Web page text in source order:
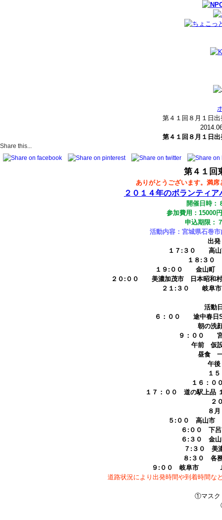
第４１回８月１日
第４１回８月１日
Share this...
第４１回
ありがとうございます。満
２０１４年のボランティ
開催日時：
参加費用：15000
申込期限：
活動内容：宮城県石巻
出
１７:３０ 高山
１８:３
１９:００ 金山町 ド
２０:００ 美濃加茂市 日本昭和
２１:３０ 岐阜市
活動
６：００ 途中春日
朝の洗顔や着
９：００ 宮
午前 仮設住宅に
昼食 一緒に作
午後 紙芝居
１
１６：０
１７：００ 道の駅上品
２
８
５:００ 高山
６:００
６:３０ 金
７:３０ 美
８:３０ 各
９:００ 岐阜市 Ｊ
道路状況により出発時間や到着時間な
①マスク